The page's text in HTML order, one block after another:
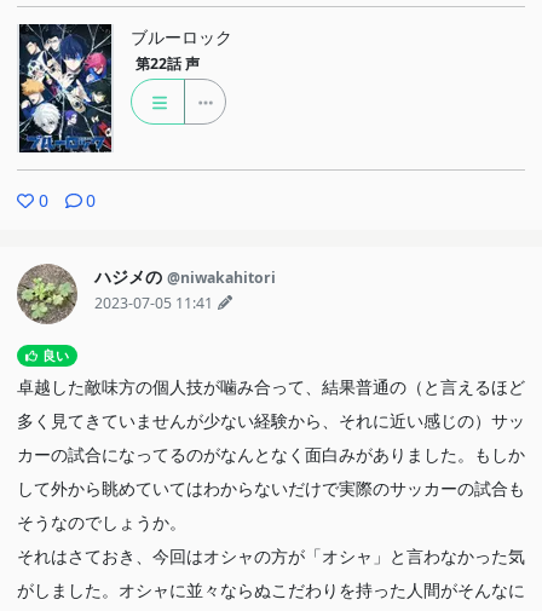
ブルーロック
第22話 声
0 0
ハジメの @niwakahitori
2023-07-05 11:41
良い
卓越した敵味方の個人技が噛み合って、結果普通の（と言えるほど
多く見てきていませんが少ない経験から、それに近い感じの）サッ
カーの試合になってるのがなんとなく面白みがありました。もしか
して外から眺めていてはわからないだけで実際のサッカーの試合も
そうなのでしょうか。
それはさておき、今回はオシャの方が「オシャ」と言わなかった気
がしました。オシャに並々ならぬこだわりを持った人間がそんなに